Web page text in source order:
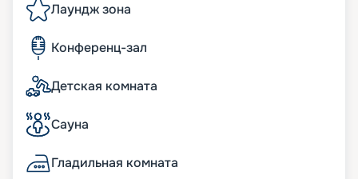
Лаундж зона
Конференц-зал
Детская комната
Сауна
Гладильная комната